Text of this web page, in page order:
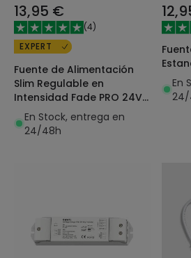
13,95 €
(4)
EXPERT
Fuente de Alimentación
Slim Regulable en
Intensidad Fade PRO 24V
DCEn Stock, entrega en
24/48h
En